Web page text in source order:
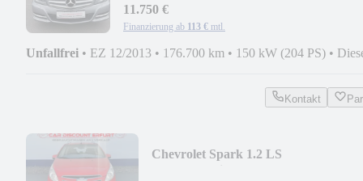
11.750 €
Finanzierung ab 113 € mtl.
Unfallfrei • EZ 12/2013 • 176.700 km • 150 kW (204 PS) •
Kontakt
Chevrolet Spark 1.2 LS